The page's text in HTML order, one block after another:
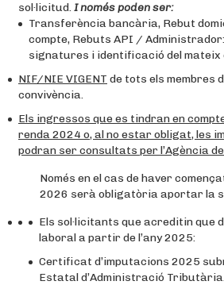
sol·licitud.I només poden ser:
Transferència bancària, Rebut
compte, Rebuts API /
signatures i identificació del mateix
NIF/NIE VIGENT de tots els membres
convivència.
Els ingressos que es tindran en
renda 2024 o, al no estar obligat, les
podran ser consultats per l’Agència
Només en el cas de haver
2026 serà obligatòria aportar la
Els sol·licitants que acreditin que
laboral a partir de l’any 2025:
Certificat d’imputacions 2025
Estatal d’Administració